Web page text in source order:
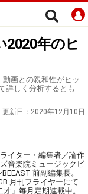
2020年のヒ
動画との親和性がヒッ
詳しく分析するとも
更新日： 2020年12月10日
イター・編集者／論作
音楽院ミュージックビ
前副編集長。
月刊フライヤーにて
」毎月定期連載中。